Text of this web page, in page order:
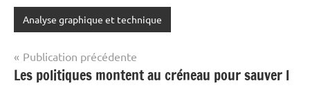
Analyse graphique et technique
Navigation
de
Publication précédente
Les politiques montent au créneau pour sauver l